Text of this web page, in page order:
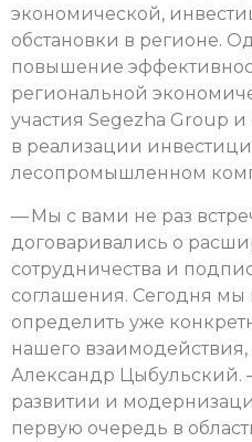
экономической,
обстановки в регионе.
повышение
региональной
участия Segezha Group
в реализации
лесопромышленном
— Мы с вами не раз
договаривались о
сотрудничества и
соглашения. Сегодня мы
определить уже
нашего взаимодействия,
Александр Цыбульский.
развитии и
первую очередь в